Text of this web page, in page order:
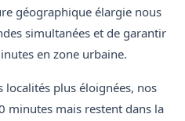
géographique élargie nous
simultanées et de garantir
en zone urbaine.
localités plus éloignées, nos
minutes mais restent dans la